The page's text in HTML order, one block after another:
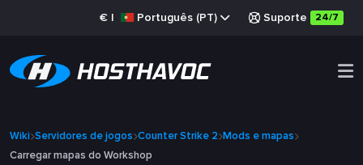
€ | Português (PT) Suporte 24/7
Wiki Servidores de jogos Counter Strike 2 Mods e mapas
Carregar mapas do Workshop